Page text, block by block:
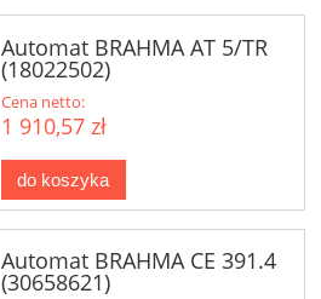
Automat BRAHMA AT 5/TR
(18022502)
Cena netto:
1 910,57 zł
do koszyka
Automat BRAHMA CE 391.4
(30658621)